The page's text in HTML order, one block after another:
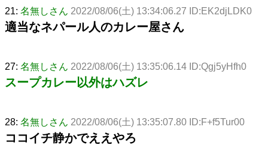
21: 名無しさん 2022/08/06(土) 13:34:06.27 ID:EK2djLDK0
適当なネパール人のカレー屋さん
27: 名無しさん 2022/08/06(土) 13:35:06.14 ID:Qgj5yHfh0
スープカレー以外はハズレ
28: 名無しさん 2022/08/06(土) 13:35:07.80 ID:F+f5Tur00
ココイチ静かでええやろ